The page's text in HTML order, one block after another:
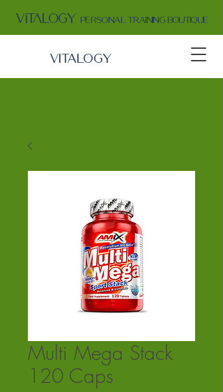
VITALOGY
vITA LOGY PERSONAL TRAINING BOUTIQUE
Multi Mega Stack
120 Caps